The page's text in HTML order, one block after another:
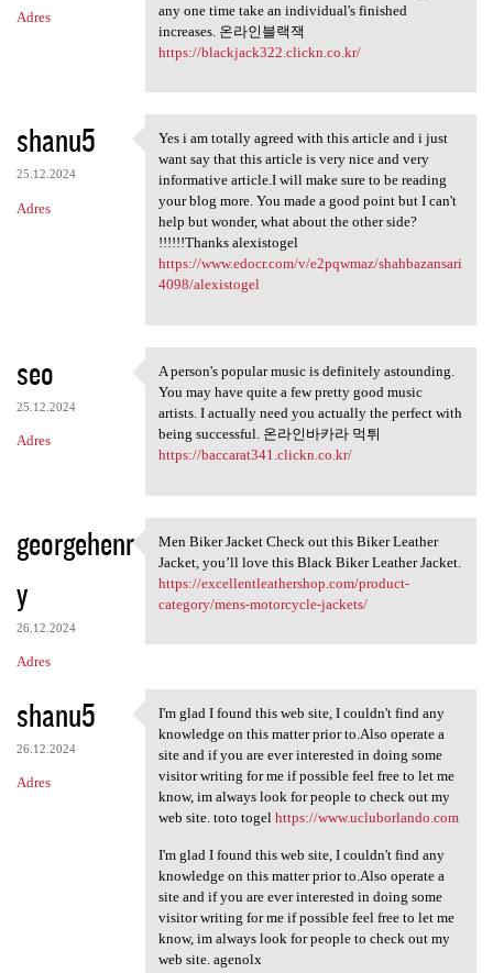
Adres
any one time take an individual's finished
increases. 온라인블랙잭
https://blackjack322.clickn.co.kr/
shanu5
25.12.2024
Adres
Yes i am totally agreed with
Yes i am totally agreed with this article and i just
want say that this article is very nice and very
informative article.I will make sure to be reading
your blog more. You made a good point but I can't
help but wonder, what about the other side?
!!!!!!Thanks alexistogel
https://www.edocr.com/v/e2pqwmaz/shahbazansari
4098/alexistogel
seo
25.12.2024
Adres
A person's popular music is
A person's popular music is definitely astounding.
You may have quite a few pretty good music
artists. I actually need you actually the perfect with
being successful. 온라인바카라 먹튀
https://baccarat341.clickn.co.kr/
georgehenr
y
26.12.2024
Adres
Men Biker Jacket Check out
Men Biker Jacket Check out this Biker Leather
Jacket, you’ll love this Black Biker Leather Jacket.
https://excellentleathershop.com/product-
category/mens-motorcycle-jackets/
shanu5
26.12.2024
Adres
I'm glad I found this web
I'm glad I found this web site, I couldn't find any
knowledge on this matter prior to.Also operate a
site and if you are ever interested in doing some
visitor writing for me if possible feel free to let me
know, im always look for people to check out my
web site. toto togel https://www.ucluborlando.com
I'm glad I found this web site, I couldn't find any
knowledge on this matter prior to.Also operate a
site and if you are ever interested in doing some
visitor writing for me if possible feel free to let me
know, im always look for people to check out my
web site. agenolx